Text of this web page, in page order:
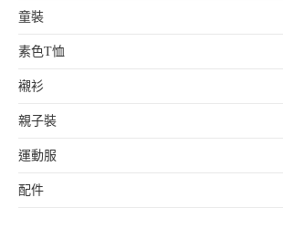
童裝
素色T恤
襯衫
親子裝
運動服
配件